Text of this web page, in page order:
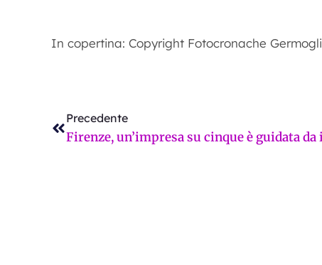
In copertina: Copyright Fotocronache Germogli
Precedente